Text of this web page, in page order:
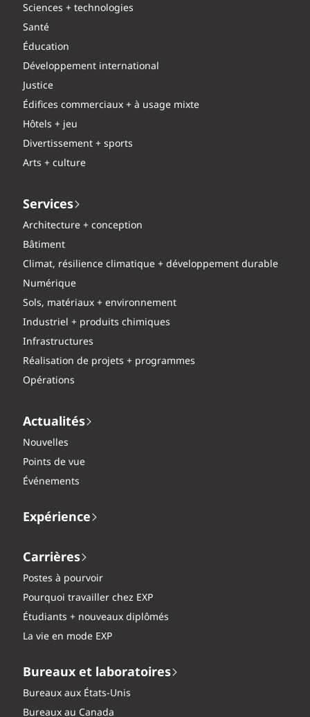
Sciences + technologies
Santé
Éducation
Développement international
Justice
Édifices commerciaux + à usage mixte
Hôtels + jeu
Divertissement + sports
Arts + culture
Services
Architecture + conception
Bâtiment
Climat, résilience climatique + développement durable
Numérique
Sols, matériaux + environnement
Industriel + produits chimiques
Infrastructures
Réalisation de projets + programmes
Opérations
Actualités
Nouvelles
Points de vue
Événements
Expérience
Carrières
Postes à pourvoir
Pourquoi travailler chez EXP
Étudiants + nouveaux diplômés
La vie en mode EXP
Bureaux et laboratoires
Bureaux aux États-Unis
Bureaux au Canada